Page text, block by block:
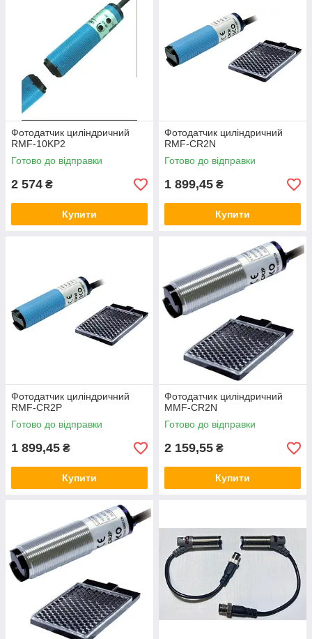
Фотодатчик SU-18NP
Фотодатчик, який може виконувати контроль рівня зерна
-10 до +55 градусів. Країна-виробник — Тайвань.
Фотодатчик PTQ18-20N
Фотодатчик з наскрізним променем. Він має
водонепроникний корпус IP66 та може працювати за
температур від -10 до +55 градусів. Дальність сигналу
— до 20 метрів.
Фотодатчик циліндричний
RMF-10KP2
Готово до відправки
2 574 ₴
Купити
Фотодатчик циліндричний
RMF-CR2N
Готово до відправки
1 899,45 ₴
Купити
Фотодатчик циліндричний
RMF-CR2P
Готово до відправки
1 899,45 ₴
Купити
Фотодатчик циліндричний
MMF-CR2N
Готово до відправки
2 159,55 ₴
Купити